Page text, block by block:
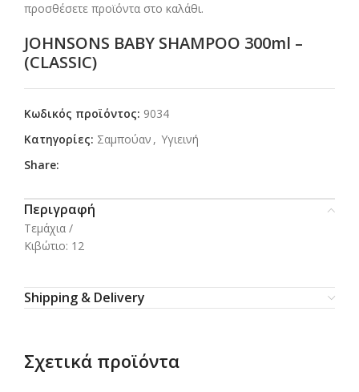
προσθέσετε προϊόντα στο καλάθι.
JOHNSONS BABY SHAMPOO 300ml –
(CLASSIC)
Κωδικός προϊόντος: 9034
Κατηγορίες: Σαμπούαν , Υγιεινή
Share:
Περιγραφή
Τεμάχια /
Κιβώτιο: 12
Shipping & Delivery
Σχετικά προϊόντα